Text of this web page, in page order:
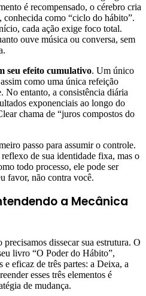
é recompensado, o cérebro cria
como “ciclo do hábito”.
cada ação exige foco total.
ouve música ou conversa, sem
seu efeito cumulativo. Um único
como uma única refeição
No entanto, a consistência diária
exponenciais ao longo do
chama de “juros compostos do
passo para assumir o controle.
de sua identidade fixa, mas o
todo processo, ele pode ser
favor, não contra você.
a Mecânica
dissecar sua estrutura. O
livro “O Poder do Hábito”,
eficaz de três partes: a Deixa, a
esses três elementos é
de mudança.